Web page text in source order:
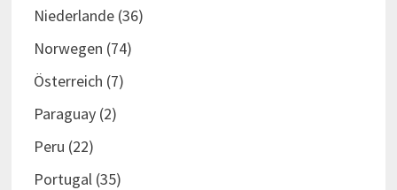
Niederlande(36)
Norwegen (74)
Österreich (7)
Paraguay(2)
Peru (22)
Portugal(35)